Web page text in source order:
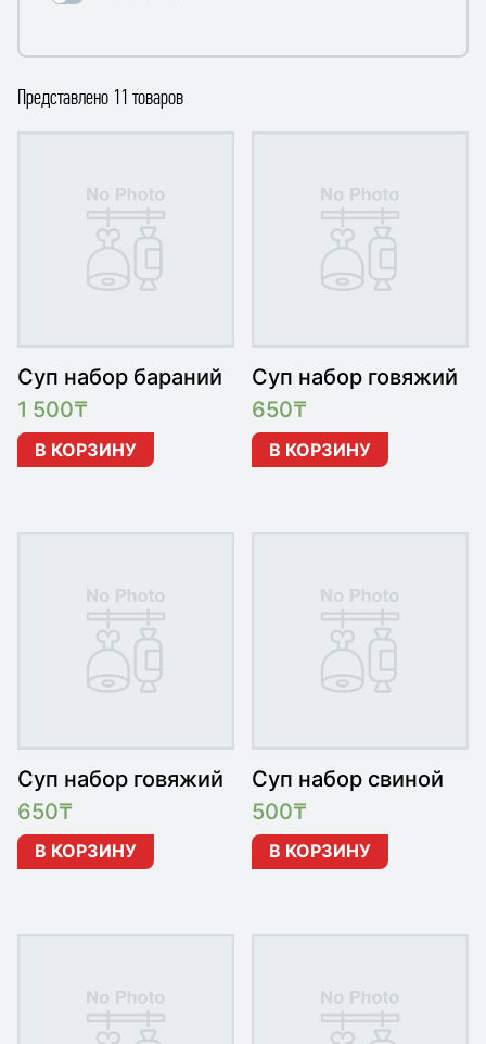
Представлено 11 товаров
Суп набор бараний
1 500₸
В КОРЗИНУ
Суп набор говяжий
650₸
В КОРЗИНУ
Суп набор говяжий
650₸
В КОРЗИНУ
Суп набор свиной
500₸
В КОРЗИНУ